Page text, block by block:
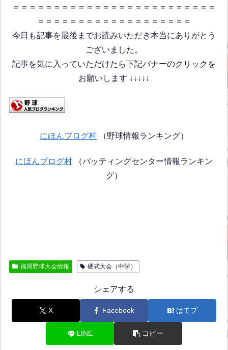
＝＝＝＝＝＝＝＝＝＝＝＝＝＝＝＝＝＝＝＝＝＝＝＝＝
＝＝＝＝＝＝＝＝＝＝＝＝＝＝＝＝＝＝＝
今日も記事を最後までお読みいただき本当にありがとう
ございました。
記事を気に入っていただけたら下記バナーのクリックを
お願いします ↓↓↓↓↓
にほんブログ村 （野球情報ランキング）
にほんブログ村 （バッティングセンター情報ランキン
グ）
福岡野球大会情報 硬式大会（中学）
シェアする
X Facebook はてブ
LINE コピー